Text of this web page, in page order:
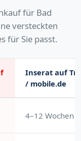
für Bad
versteckten
für Sie passt.
Inserat auf
/ mobile.de
4–12 Wochen